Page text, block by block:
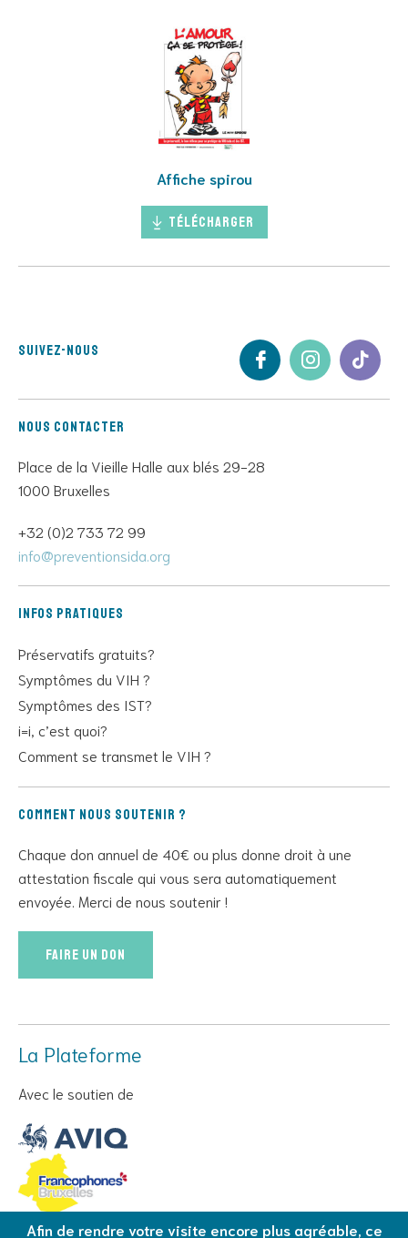
Affiche spirou
Télécharger
Suivez-nous
Nous contacter
Place de la Vieille Halle aux blés 29-28
1000 Bruxelles
+32 (0)2 733 72 99
info@preventionsida.org
Infos pratiques
Préservatifs gratuits?
Symptômes du VIH ?
Symptômes des IST?
i=i, c’est quoi?
Comment se transmet le VIH ?
Comment nous soutenir ?
Chaque don annuel de 40€ ou plus donne droit à une
attestation fiscale qui vous sera automatiquement
envoyée. Merci de nous soutenir !
Faire un don
La Plateforme
Avec le soutien de
Afin de rendre votre visite encore plus agréable, ce